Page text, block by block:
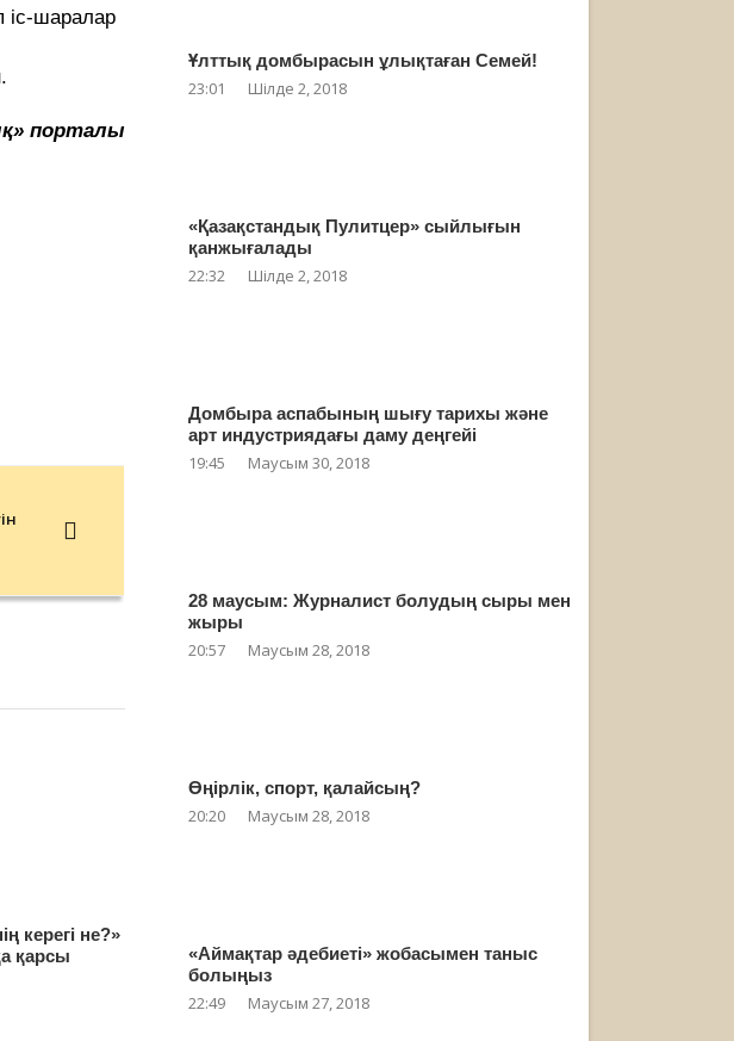
іс-шаралар
порталы
керегі не?»
қарсы
Ұлттық домбырасын ұлықтаған Семей!
23:01 Шілде 2, 2018
«Қазақстандық Пулитцер» сыйлығын
қанжығалады
22:32 Шілде 2, 2018
Домбыра аспабының шығу тарихы және
арт индустриядағы даму деңгейі
19:45 Маусым 30, 2018
28 маусым: Журналист болудың сыры мен
жыры
20:57 Маусым 28, 2018
Өңірлік, спорт, қалайсың?
20:20 Маусым 28, 2018
«Аймақтар әдебиеті» жобасымен таныс
болыңыз
22:49 Маусым 27, 2018